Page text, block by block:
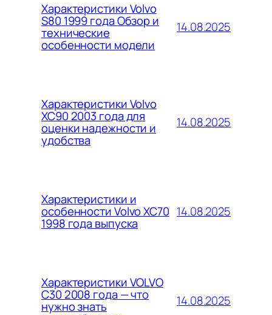
Характеристики Volvo
S80 1999 года Обзор и
технические
особенности модели
14.08.2025
Характеристики Volvo
XC90 2003 года для
оценки надежности и
удобства
14.08.2025
Характеристики и
особенности Volvo XC70
1998 года выпуска
14.08.2025
Характеристики VOLVO
C30 2008 года — что
нужно знать 14.08.2025